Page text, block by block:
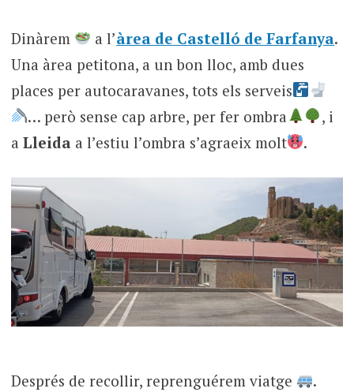
Dinàrem a l’àrea de Castelló de Farfanya.
Una àrea petitona, a un bon lloc, amb dues
places per autocaravanes, tots els serveis
… però sense cap arbre, per fer ombra
, i
a Lleida a l’estiu l’ombra s’agraeix molt .
Després de recollir, reprenguérem viatge
.